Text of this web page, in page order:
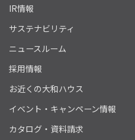
IR情報
サステナビリティ
ニュースルーム
採用情報
お近くの大和ハウス
イベント・キャンペーン情報
カタログ・資料請求